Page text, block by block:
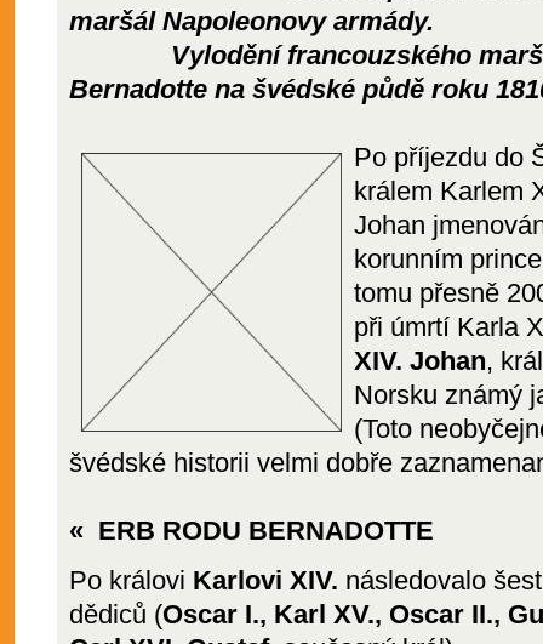
maršál Napoleonovy armády.
Vylodění francouzského
Bernadotte na švédské půdě roku
Po příjezdu do
králem Karlem
Johan
korunním
tomu přesně
při úmrtí Karla
XIV. Johan,
Norsku známý
(Toto
švédské historii velmi dobře
« ERB RODU BERNADOTTE
Po královi Karlovi XIV. následovalo
dědiců (Oscar I., Karl XV., Oscar II.,